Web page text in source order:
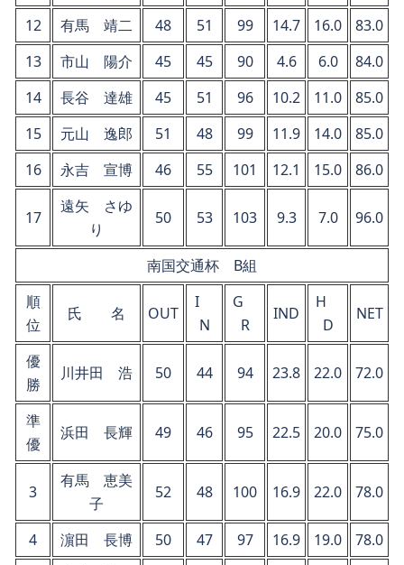
12
有馬 靖二 48 51 99 14.7 16.0
83.0
13
市山 陽介 45 45 90 4.6 6.0
84.0
14
長谷 達雄 45 51 96 10.2 11.0
85.0
15
元山 逸郎 51 48 99 11.9 14.0
85.0
16
永吉 宣博 46 55 101 12.1 15.0 86.0
17
遠矢 さゆ
り
50 53 103 9.3 7.0 96.0
南国交通杯 B組
順
位
氏 名 OUT
I
N
G
R
IND
H
D
NET
優
勝
川井田 浩 50 44 94 23.8 22.0 72.0
準
優
浜田 長輝 49 46 95 22.5 20.0 75.0
3
有馬 恵美
子
52 48 100 16.9 22.0 78.0
4 濵田 長博 50 47 97 16.9 19.0
78.0